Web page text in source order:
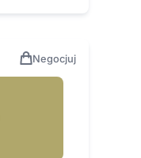
Negocjuj